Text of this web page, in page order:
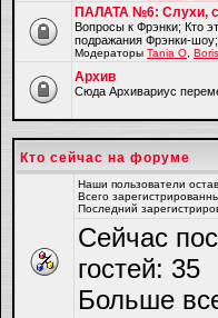
ПАЛАТА №6: Слухи,
Вопросы к Фрэнки; Кто
подражания Фрэнки-
Модераторы Tania O
Архив
Cюда Архивариус
Кто сейчас на форуме
Наши пользователи
Всего
Последний
Сейчас
гостей:
Больше